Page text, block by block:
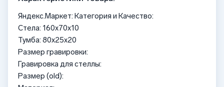
Яндекс.Маркет: Категория и Качество:
Стела: 160x70x10
Тумба: 80x25x20
Размер гравировки:
Гравировка для стеллы:
Размер (old):